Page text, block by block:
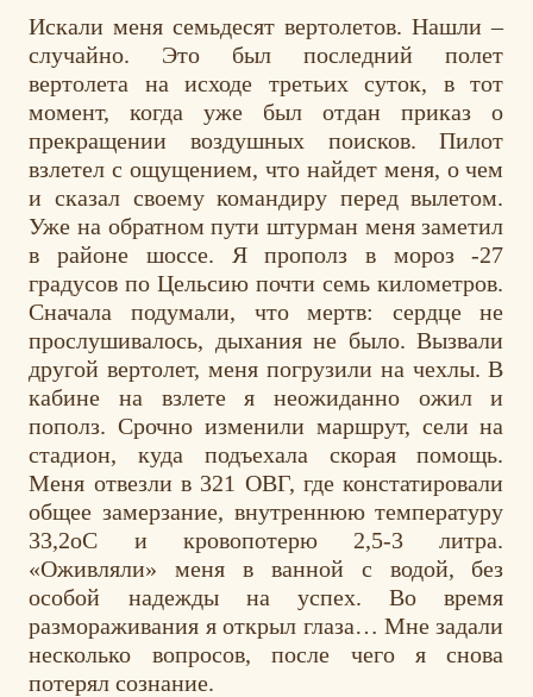
Искали меня семьдесят вертолетов. Нашли –
случайно. Это был последний полет
вертолета на исходе третьих суток, в тот
момент, когда уже был отдан приказ о
прекращении воздушных поисков. Пилот
взлетел с ощущением, что найдет меня, о чем
и сказал своему командиру перед вылетом.
Уже на обратном пути штурман меня заметил
в районе шоссе. Я прополз в мороз -27
градусов по Цельсию почти семь километров.
Сначала подумали, что мертв: сердце не
прослушивалось, дыхания не было. Вызвали
другой вертолет, меня погрузили на чехлы. В
кабине на взлете я неожиданно ожил и
пополз. Срочно изменили маршрут, сели на
стадион, куда подъехала скорая помощь.
Меня отвезли в 321 ОВГ, где констатировали
общее замерзание, внутреннюю температуру
33,2оС и кровопотерю 2,5-3 литра.
«Оживляли» меня в ванной с водой, без
особой надежды на успех. Во время
размораживания я открыл глаза… Мне задали
несколько вопросов, после чего я снова
потерял сознание.